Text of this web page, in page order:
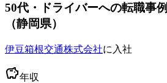
50代 ・ドライバーへの転職事例
（静岡県）
伊豆箱根交通株式会社に入社
年収